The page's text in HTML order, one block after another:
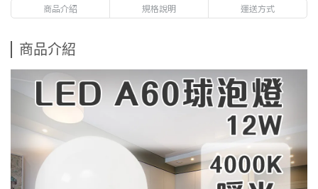
商品介紹 規格說明 運送方式
商品介紹